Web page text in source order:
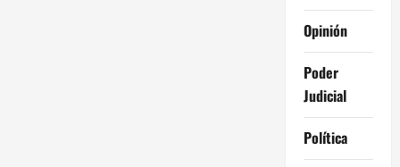
Opinión
Poder
Judicial
Política